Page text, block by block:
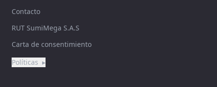
Contacto
RUT SumiMega S.A.S
Carta de consentimiento
Políticas ▸